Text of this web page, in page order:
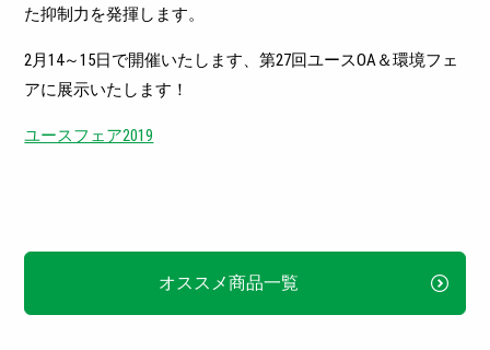
た抑制力を発揮します。
2月14～15日で開催いたします、第27回ユースOA＆環境フェ
アに展示いたします！
ユースフェア2019
オススメ商品一覧